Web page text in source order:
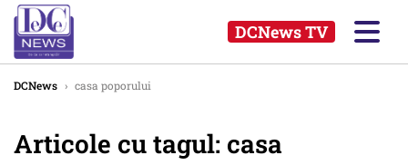
DCNews TV
DCNews › casa poporului
Articole cu tagul: casa